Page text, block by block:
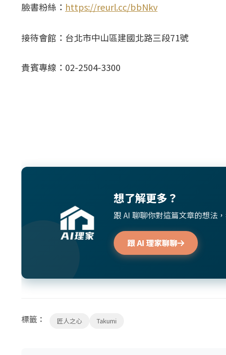
臉書粉絲： https://reurl.cc/bbNkv
接待會館：台北市中山區建國北路三段71號
貴賓專線：02-2504-3300
想了解更多？
跟 AI 聊聊你對這篇文章的想法
跟 AI 理家聊聊
標籤： 匠人之心 Takumi